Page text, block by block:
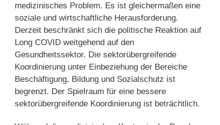
medizinisches Problem. Es ist gleichermaßen eine
soziale und wirtschaftliche Herausforderung.
Derzeit beschränkt sich die politische Reaktion auf
Long COVID weitgehend auf den
Gesundheitssektor. Die sektorübergreifende
Koordinierung unter Einbeziehung der Bereiche
Beschäftigung, Bildung und Sozialschutz ist
begrenzt. Der Spielraum für eine bessere
sektorübergreifende Koordinierung ist beträchtlich.